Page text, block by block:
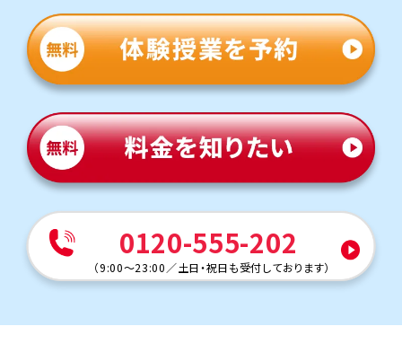
近隣の中学校で、通塾している生徒さまも多いです。
定期テストを中心に、内申点を上げる対策を実施していま
す。中間・期末テスト対策はもちろん、学校の授業進度とお
子さまの理解度を確認した上で学習指導を実施していきま
また、受験生には保護者様と生徒さまとの三者面談で進路
相談を行っています。
帯広第五中学校
中学校です。
す。中間・期末テスト対策はもちろん、学校の授業進度とお
子さまの理解度を確認した上で学習指導を実施していきま
また、受験生には保護者様と生徒さんとの三者面談で進路
相談を行っています。
0120-555-202
（9:00～23:00 ／土日・祝日も受付しております）